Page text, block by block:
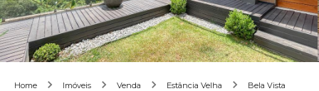
Home Imóveis Venda Estância Velha
Bela Vista